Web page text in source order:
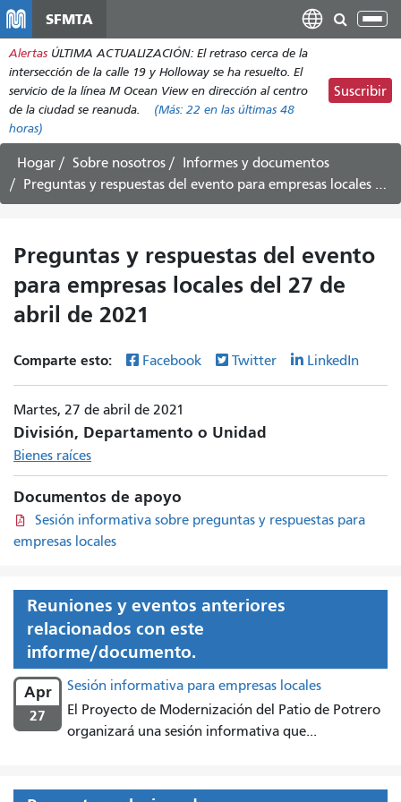
contenido
principal
SFMTA
Alertas ÚLTIMA ACTUALIZACIÓN: El retraso cerca de la
intersección de la calle 19 y Holloway se ha resuelto. El
servicio de la línea M Ocean View en dirección al centro
de la ciudad se reanuda.
(Más: 22 en las últimas 48
horas)
Suscribir
Hogar Sobre nosotros
Informes y documentos
Preguntas y respuestas del evento para empresas locales del 27 de abril de 2021
Preguntas y respuestas del evento
para empresas locales del 27 de
abril de 2021
Comparte esto: Facebook Twitter LinkedIn
Martes, 27 de abril de 2021
División, Departamento o Unidad
Bienes raíces
Documentos de apoyo
Sesión informativa sobre preguntas y respuestas para
empresas locales
Reuniones y eventos anteriores
relacionados con este
informe/documento.
Apr
27
Sesión informativa para empresas locales
El Proyecto de Modernización del Patio de Potrero
organizará una sesión informativa que...